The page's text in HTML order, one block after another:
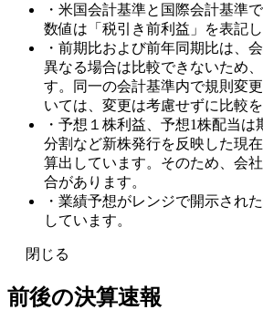
・米国会計基準と国際会計基準
数値は「税引き前利益」を表記し
・前期比および前年同期比は、
異なる場合は比較できないため
す。同一の会計基準内で規則変
いては、変更は考慮せずに比較を
・予想１株利益、予想1株配当
分割など新株発行を反映した現
算出しています。そのため、会
合があります。
・業績予想がレンジで開示され
しています。
閉じる
前後の決算速報